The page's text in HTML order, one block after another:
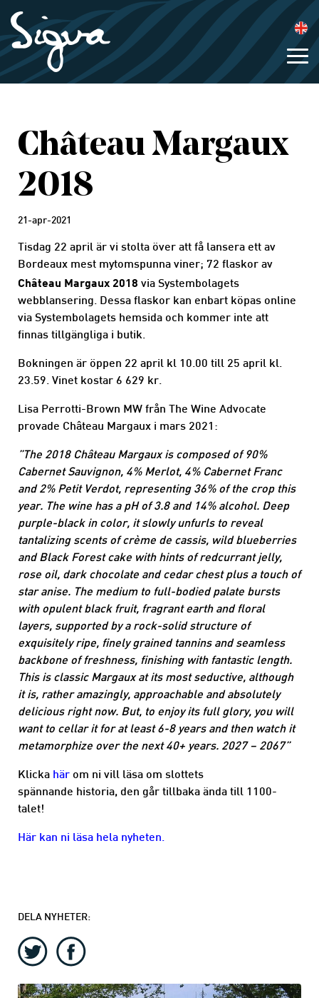
Château Margaux
2018
21-apr-2021
Tisdag 22 april är vi stolta över att få lansera ett av
Bordeaux mest mytomspunna viner; 72 flaskor av
Château Margaux 2018 via Systembolagets
webblansering. Dessa flaskor kan enbart köpas online
via Systembolagets hemsida och kommer inte att
finnas tillgängliga i butik.
Bokningen är öppen 22 april kl 10.00 till 25 april kl.
23.59. Vinet kostar 6 629 kr.
Lisa Perrotti-Brown MW från The Wine Advocate
provade Château Margaux i mars 2021:
”The 2018 Château Margaux is composed of 90%
Cabernet Sauvignon, 4% Merlot, 4% Cabernet Franc
and 2% Petit Verdot, representing 36% of the crop this
year. The wine has a pH of 3.8 and 14% alcohol. Deep
purple-black in color, it slowly unfurls to reveal
tantalizing scents of crème de cassis, wild blueberries
and Black Forest cake with hints of redcurrant jelly,
rose oil, dark chocolate and cedar chest plus a touch of
star anise. The medium to full-bodied palate bursts
with opulent black fruit, fragrant earth and floral
layers, supported by a rock-solid structure of
exquisitely ripe, finely grained tannins and seamless
backbone of freshness, finishing with fantastic length.
This is classic Margaux at its most seductive, although
it is, rather amazingly, approachable and absolutely
delicious right now. But, to enjoy its full glory, you will
want to cellar it for at least 6-8 years and then watch it
metamorphize over the next 40+ years. 2027 – 2067”
Klicka här om ni vill läsa om slottets
spännande historia, den går tillbaka ända till 1100-
talet!
Här kan ni läsa hela nyheten.
DELA NYHETER: